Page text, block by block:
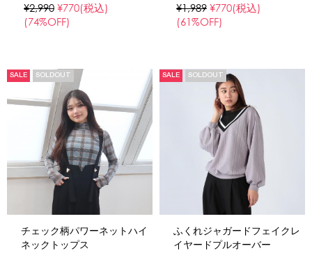
¥2,990 ¥770(税込)
(74%OFF)
¥1,989 ¥770(税込)
(61%OFF)
SALE SOLDOUT
チェック柄パワーネットハイ
ネックトップス
SALE SOLDOUT
ふくれジャガードフェイクレ
イヤードプルオーバー